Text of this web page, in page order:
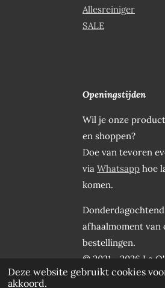
Deze website gebruikt cookies
akkoord.
Allesreiniger
SALE
Openingstijden
Wil je onze
en shoppen?
Doe van tevoren
via Whatsapp hoe
komen.
afhaalmoment van
bestellingen.
© 2021 - 2026 La